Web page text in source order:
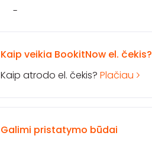
-
Kaip veikia BookitNow el. čekis?
Kaip atrodo el. čekis? Plačiau
Galimi pristatymo būdai